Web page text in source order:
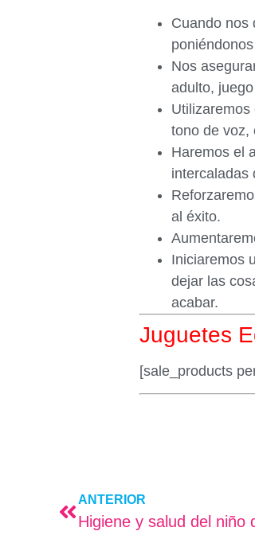
Cuando nos
Nos
adulto,
tono de voz,
Haremos el
intercaladas
al éxito.
Iniciaremos
dejar las
acabar.
Juguetes
[sale_products
ANTERIOR
Higiene y salud del niño